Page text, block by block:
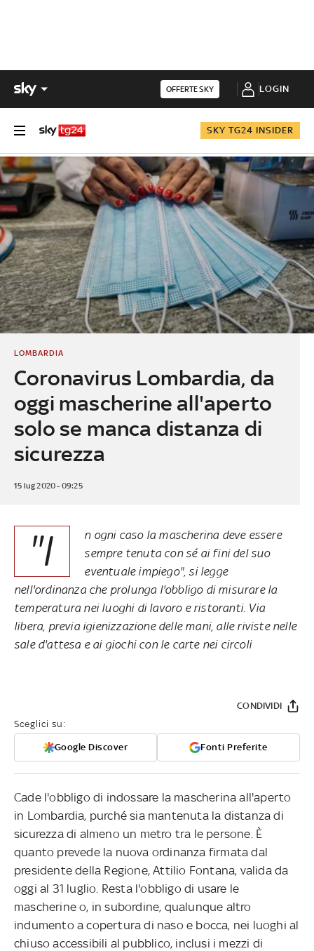
OFFERTE SKY LOGIN
SKY TG24 INSIDER
Coronavirus Lombardia, da
oggi mascherine all'aperto
solo se manca distanza di
sicurezza
LOMBARDIA
15 lug 2020 - 09:25
"I
n ogni caso la mascherina deve essere
sempre tenuta con sé ai fini del suo
eventuale impiego", si legge
nell'ordinanza che prolunga l'obbligo di misurare la
temperatura nei luoghi di lavoro e ristoranti. Via
libera, previa igienizzazione delle mani, alle riviste nelle
sale d'attesa e ai giochi con le carte nei circoli
Sceglici su:
Google Discover Fonti Preferite
CONDIVIDI
Cade l'obbligo di indossare la mascherina all'aperto
in Lombardia, purché sia mantenuta la distanza di
sicurezza di almeno un metro tra le persone. È
quanto prevede la nuova ordinanza firmata dal
presidente della Regione, Attilio Fontana, valida da
oggi al 31 luglio. Resta l'obbligo di usare le
mascherine o, in subordine, qualunque altro
indumento a copertura di naso e bocca, nei luoghi al
chiuso accessibili al pubblico, inclusi i mezzi di